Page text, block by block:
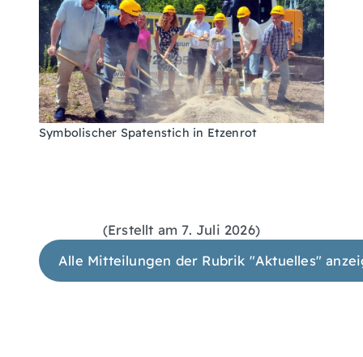
Symbolischer Spatenstich in Etzenrot
(Erstellt am 7. Juli 2026)
Alle Mitteilungen der Rubrik "Aktuelles"